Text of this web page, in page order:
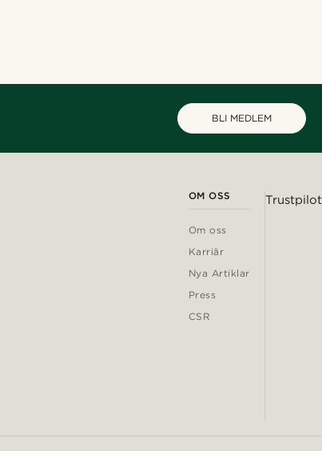
BLI MEDLEM
OM OSS
Om oss
Karriär
Nya Artiklar
Press
CSR
Trustpilot